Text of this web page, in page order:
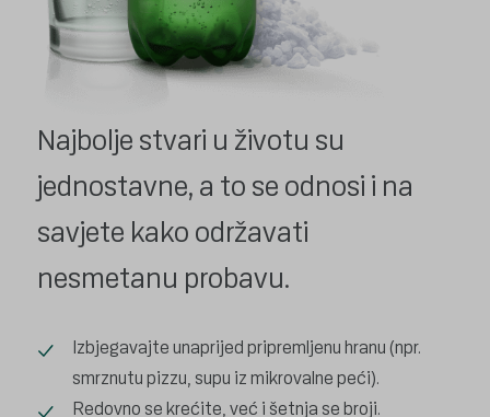
Najbolje stvari u životu su
jednostavne, a to se odnosi i na
savjete kako održavati
nesmetanu probavu.
Izbjegavajte unaprijed pripremljenu hranu (npr.
smrznutu pizzu, supu iz mikrovalne peći).
Redovno se krećite, već i šetnja se broji.